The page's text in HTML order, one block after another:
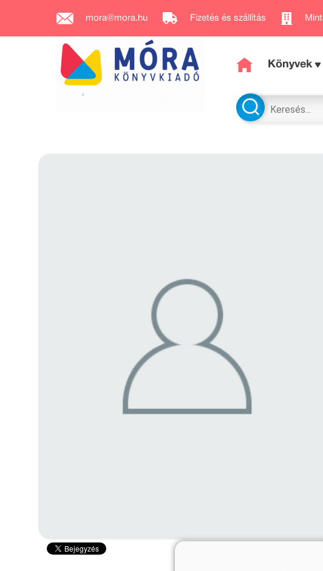
mora@mora.hu Fizetés és szállítás
Könyvek